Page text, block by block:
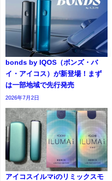
bonds by IQOS（ボンズ・バ
イ・アイコス）が新登場！まず
は一部地域で先行発売
2026年7月2日
アイコスイルマiのリミックスモ